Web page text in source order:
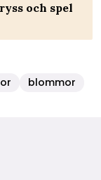
och spel
blommor